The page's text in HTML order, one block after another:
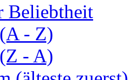
Beliebtheit
- Z)
- A)